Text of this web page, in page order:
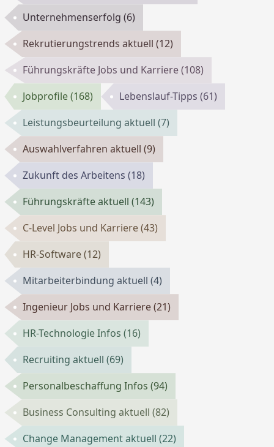
Unternehmenserfolg(6)
Rekrutierungstrends aktuell(12)
Führungskräfte Jobs und Karriere(108)
Jobprofile(168) Lebenslauf-Tipps(61)
Leistungsbeurteilung aktuell(7)
Auswahlverfahren aktuell(9)
Zukunft des Arbeitens(18)
Führungskräfte aktuell(143)
C-Level Jobs und Karriere(43)
HR-Software(12)
Mitarbeiterbindung aktuell(4)
Ingenieur Jobs und Karriere(21)
HR-Technologie Infos(16)
Recruiting aktuell(69)
Personalbeschaffung Infos(94)
Business Consulting aktuell(82)
Change Management aktuell(22)